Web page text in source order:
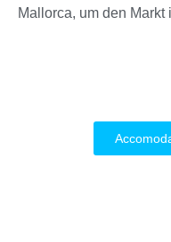
Mallorca, um den